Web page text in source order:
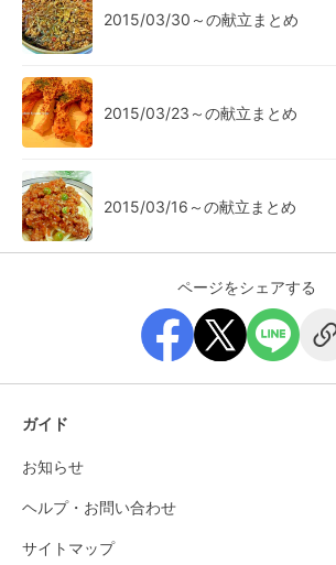
2015/03/30～の献立まとめ
2015/03/23～の献立まとめ
2015/03/16～の献立まとめ
ページをシェアする
ガイド
お知らせ
ヘルプ・お問い合わせ
サイトマップ